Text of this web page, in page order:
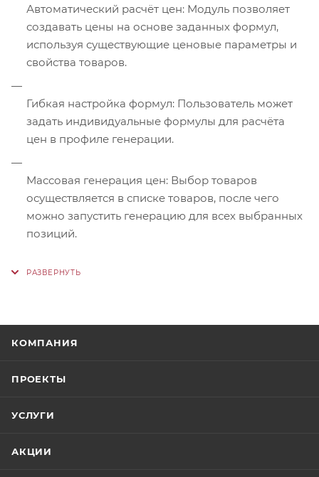
Автоматический расчёт цен: Модуль позволяет
создавать цены на основе заданных формул,
используя существующие ценовые параметры и
свойства товаров.
Гибкая настройка формул: Пользователь может
задать индивидуальные формулы для расчёта
цен в профиле генерации.
Массовая генерация цен: Выбор товаров
осуществляется в списке товаров, после чего
можно запустить генерацию для всех выбранных
позиций.
КОМПАНИЯ
ПРОЕКТЫ
УСЛУГИ
АКЦИИ